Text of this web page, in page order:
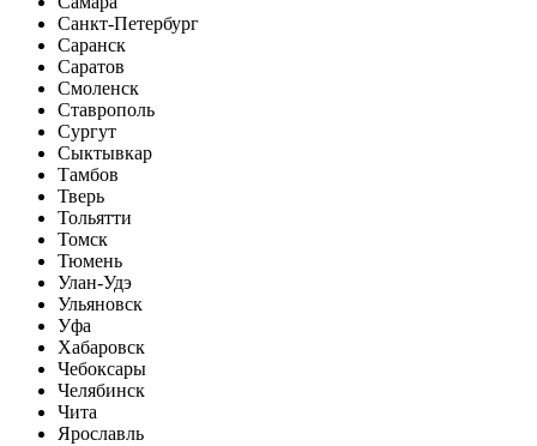
Санкт-Петербург
Саранск
Саратов
Смоленск
Ставрополь
Сургут
Сыктывкар
Тамбов
Тверь
Тольятти
Томск
Тюмень
Улан-Удэ
Ульяновск
Уфа
Хабаровск
Чебоксары
Челябинск
Чита
Ярославль